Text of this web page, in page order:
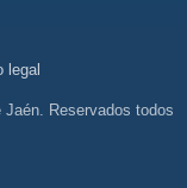
legal
Reservados todos